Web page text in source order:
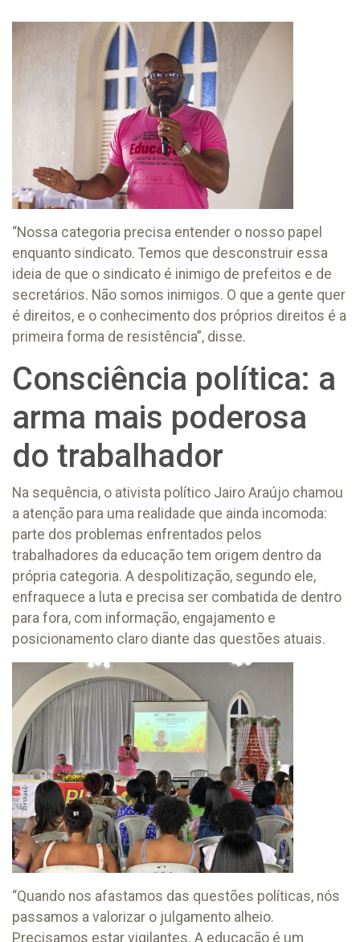
“Nossa categoria precisa entender o nosso papel
enquanto sindicato. Temos que desconstruir essa
ideia de que o sindicato é inimigo de prefeitos e de
secretários. Não somos inimigos. O que a gente quer
é direitos, e o conhecimento dos próprios direitos é a
primeira forma de resistência”, disse.
Consciência política: a
arma mais poderosa
do trabalhador
Na sequência, o ativista político Jairo Araújo chamou
a atenção para uma realidade que ainda incomoda:
parte dos problemas enfrentados pelos
trabalhadores da educação tem origem dentro da
própria categoria. A despolitização, segundo ele,
enfraquece a luta e precisa ser combatida de dentro
para fora, com informação, engajamento e
posicionamento claro diante das questões atuais.
“Quando nos afastamos das questões políticas, nós
passamos a valorizar o julgamento alheio.
Precisamos estar vigilantes. A educação é um